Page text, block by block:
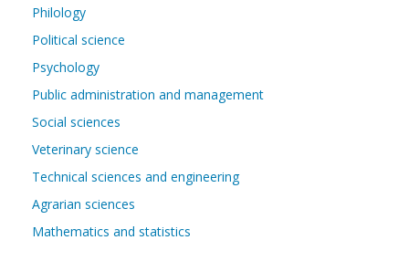
Philology
Political science
Psychology
Public administration and management
Social sciences
Veterinary science
Technical sciences and engineering
Agrarian sciences
Mathematics and statistics